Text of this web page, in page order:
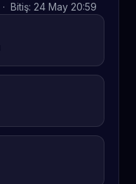
· Bitiş: 24 May 20:59